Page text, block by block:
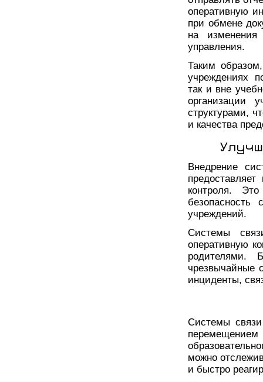
оперативную
при обмене
на
управления.
Таким
учреждениях
так и вне
организации
структурами,
и качества
Внедрение
контроля.
безопасность
учреждений.
Системы
оперативную
родителями.
чрезвычайные
инциденты,
Системы
можно
и быстро